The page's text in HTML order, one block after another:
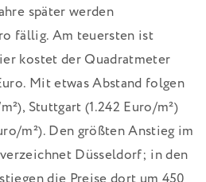
später werden
fällig. Am teuersten ist
kostet der Quadratmeter
Mit etwas Abstand folgen
Stuttgart (1.242 Euro/m²)
m²). Den größten Anstieg im
Düsseldorf; in den